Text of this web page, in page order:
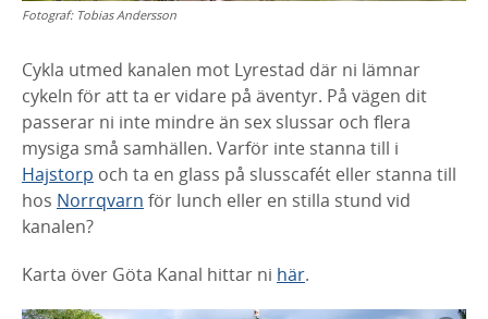
Fotograf: Tobias Andersson
Cykla utmed kanalen mot Lyrestad där ni lämnar
cykeln för att ta er vidare på äventyr. På vägen dit
passerar ni inte mindre än sex slussar och flera
mysiga små samhällen. Varför inte stanna till i
Hajstorp och ta en glass på slusscafét eller stanna till
hos Norrqvarn för lunch eller en stilla stund vid
kanalen?
Karta över Göta Kanal hittar ni här.